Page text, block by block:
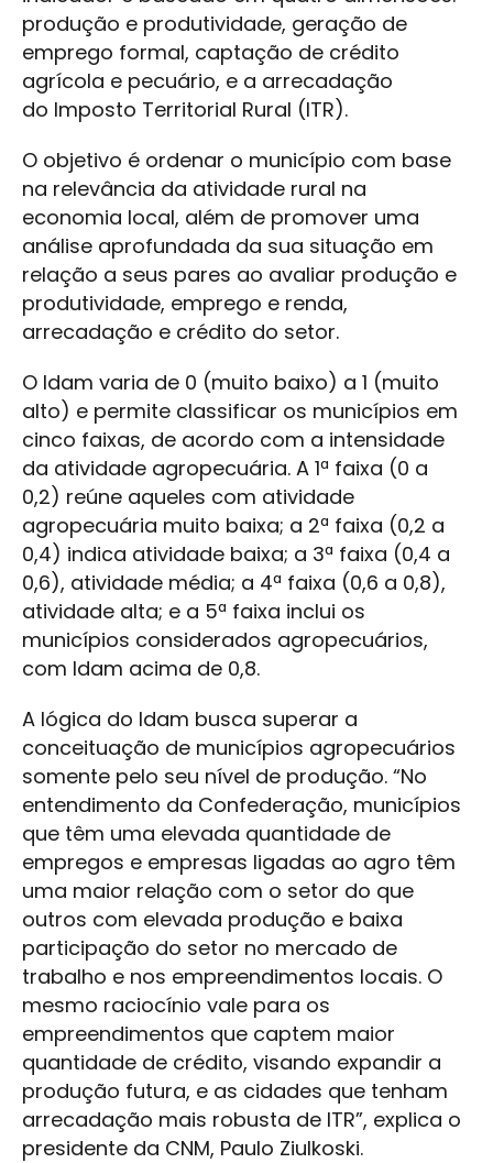
produção e produtividade, geração de
emprego formal, captação de crédito
agrícola e pecuário, e a arrecadação
do Imposto Territorial Rural (ITR).
O objetivo é ordenar o município com base
na relevância da atividade rural na
economia local, além de promover uma
análise aprofundada da sua situação em
relação a seus pares ao avaliar produção e
produtividade, emprego e renda,
arrecadação e crédito do setor.
O Idam varia de 0 (muito baixo) a 1 (muito
alto) e permite classificar os municípios em
cinco faixas, de acordo com a intensidade
da atividade agropecuária. A 1ª faixa (0 a
0,2) reúne aqueles com atividade
agropecuária muito baixa; a 2ª faixa (0,2 a
0,4) indica atividade baixa; a 3ª faixa (0,4 a
0,6), atividade média; a 4ª faixa (0,6 a 0,8),
atividade alta; e a 5ª faixa inclui os
municípios considerados agropecuários,
com Idam acima de 0,8.
A lógica do Idam busca superar a
conceituação de municípios agropecuários
somente pelo seu nível de produção. “No
entendimento da Confederação, municípios
que têm uma elevada quantidade de
empregos e empresas ligadas ao agro têm
uma maior relação com o setor do que
outros com elevada produção e baixa
participação do setor no mercado de
trabalho e nos empreendimentos locais. O
mesmo raciocínio vale para os
empreendimentos que captem maior
quantidade de crédito, visando expandir a
produção futura, e as cidades que tenham
arrecadação mais robusta de ITR”, explica o
presidente da CNM, Paulo Ziulkoski.